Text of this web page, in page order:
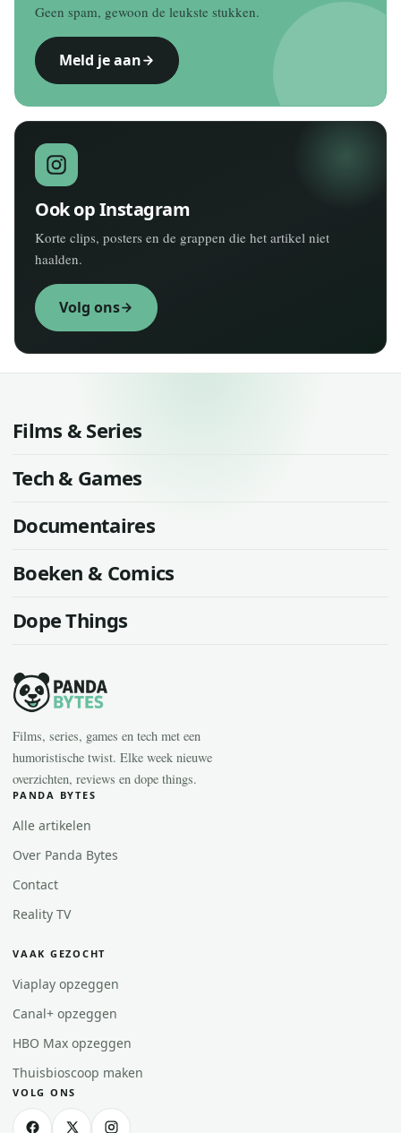
Geen spam, gewoon de leukste stukken.
Meld je aan
Ook op Instagram
Korte clips, posters en de grappen die het artikel niet
haalden.
Volg ons
Films & Series
Tech & Games
Documentaires
Boeken & Comics
Dope Things
Films, series, games en tech met een
humoristische twist. Elke week nieuwe
overzichten, reviews en dope things.
PANDA BYTES
Alle artikelen
Over Panda Bytes
Contact
Reality TV
VAAK GEZOCHT
Viaplay opzeggen
Canal+ opzeggen
HBO Max opzeggen
Thuisbioscoop maken
VOLG ONS